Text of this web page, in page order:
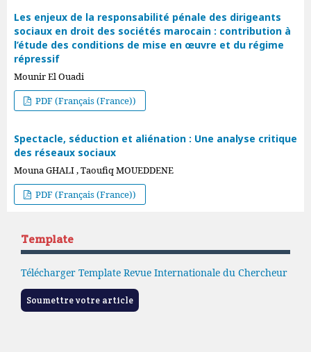
Les enjeux de la responsabilité pénale des dirigeants
sociaux en droit des sociétés marocain : contribution à
l’étude des conditions de mise en œuvre et du régime
répressif
Mounir El Ouadi
PDF (Français (France))
Spectacle, séduction et aliénation : Une analyse critique
des réseaux sociaux
Mouna GHALI , Taoufiq MOUEDDENE
PDF (Français (France))
Template
Télécharger Template Revue Internationale du Chercheur
Soumettre votre article